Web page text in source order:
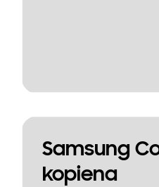
Samsung
kopiena